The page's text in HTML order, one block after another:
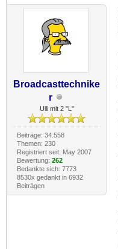
Broadcasttechnike
r
Ulli mit 2 "L"
Beiträge: 34.558
Themen: 230
Registriert seit: May 2007
Bewertung: 262
Bedankte sich: 7773
8530x gedankt in 6932
Beiträgen